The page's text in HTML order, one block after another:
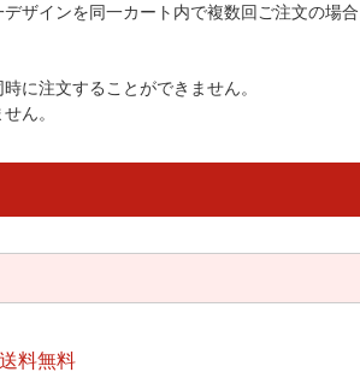
ザインを同一カート内で複数回ご注文の場
に注文することができません。
ん。
料無料